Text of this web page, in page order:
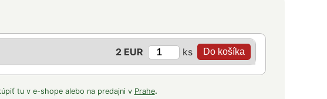
2 EUR ks
tu v e-shope alebo na predajni v Prahe.